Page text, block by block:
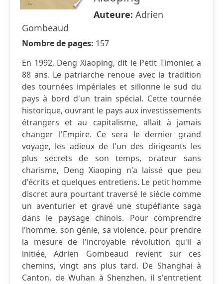
Auteure: Adrien
Gombeaud
Nombre de pages: 157
En 1992, Deng Xiaoping, dit le Petit Timonier, a
88 ans. Le patriarche renoue avec la tradition
des tournées impériales et sillonne le sud du
pays à bord d'un train spécial. Cette tournée
historique, ouvrant le pays aux investissements
étrangers et au capitalisme, allait à jamais
changer l'Empire. Ce sera le dernier grand
voyage, les adieux de l'un des dirigeants les
plus secrets de son temps, orateur sans
charisme, Deng Xiaoping n'a laissé que peu
d'écrits et quelques entretiens. Le petit homme
discret aura pourtant traversé le siècle comme
un aventurier et gravé une stupéfiante saga
dans le paysage chinois. Pour comprendre
l'homme, son génie, sa violence, pour prendre
la mesure de l'incroyable révolution qu'il a
initiée, Adrien Gombeaud revient sur ces
chemins, vingt ans plus tard. De Shanghai à
Canton, de Wuhan à Shenzhen, il s'entretient